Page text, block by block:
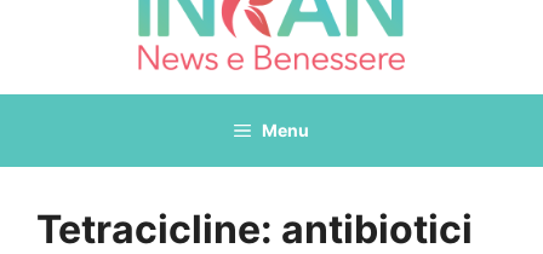
Menu
Tetracicline: antibiotici